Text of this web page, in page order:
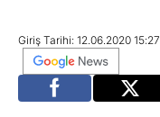
Giriş Tarihi: 12.06.2020 15:27